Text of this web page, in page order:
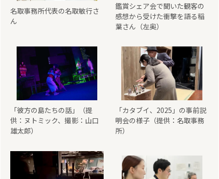
名取事務所代表の名取敏行さ
ん
鑑賞シェア会で聞いた観客の
感想から受けた衝撃を語る稲
葉さん（左奥）
「彼方の島たちの話」（提
供：ヌトミック、撮影：山口
雄太郎）
「カタブイ、2025」の事前説
明会の様子（提供：名取事務
所）